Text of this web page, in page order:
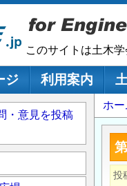
このサイトは土木
ーション
ジ 利用案内
パ
ン
く
ず
ホー
投
・意見を投稿